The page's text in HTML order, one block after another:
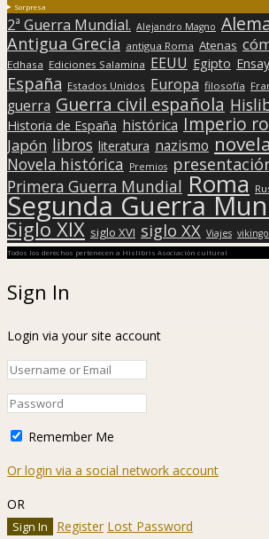
Sorpresa
2ª Guerra Mundial. Alejandro Magno
Antigua Grecia antigua Roma Atenas
Edhasa Ediciones Salamina EEUU Egipto
España Estados Unidos Europa filosofía
guerra Guerra civil española
Historia de España histórica Imperio
Japón libros literatura nazismo novela
Novela histórica Premios
Primera Guerra Mundial Roma
Segunda Guerra
Siglo XIX siglo XVI siglo XX Viajes
Todos los derechos pertenecen a Hislibris Asociación cultural
Sign In
Login via your site account
Remember Me
Or login via a social network account
OR
Register Lost Password